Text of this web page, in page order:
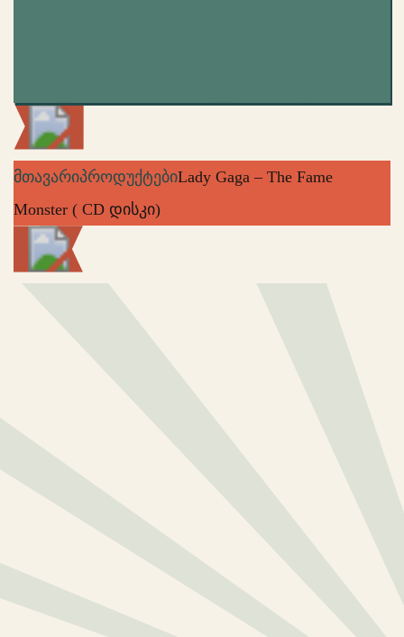
მთავარიპროდუქტებიLady Gaga – The Fame
Monster ( CD დისკი)